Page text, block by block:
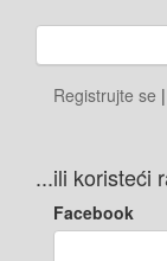
Registrujte se |
...ili koristeći
Facebook